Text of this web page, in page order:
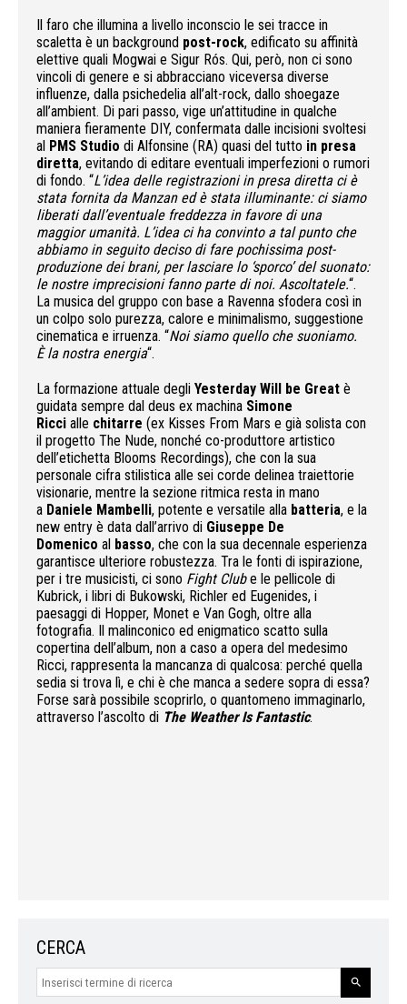
Il faro che illumina a livello inconscio le sei tracce in
scaletta è un background post-rock, edificato su affinità
elettive quali Mogwai e Sigur Rós. Qui, però, non ci sono
vincoli di genere e si abbracciano viceversa diverse
influenze, dalla psichedelia all’alt-rock, dallo shoegaze
all’ambient. Di pari passo, vige un’attitudine in qualche
maniera fieramente DIY, confermata dalle incisioni svoltesi
al PMS Studio di Alfonsine (RA) quasi del tutto in presa
diretta, evitando di editare eventuali imperfezioni o rumori
di fondo. “L’idea delle registrazioni in presa diretta ci è
stata fornita da Manzan ed è stata illuminante: ci siamo
liberati dall’eventuale freddezza in favore di una
maggior umanità. L’idea ci ha convinto a tal punto che
abbiamo in seguito deciso di fare pochissima post-
produzione dei brani, per lasciare lo ‘sporco’ del suonato:
le nostre imprecisioni fanno parte di noi. Ascoltatele.“.
La musica del gruppo con base a Ravenna sfodera così in
un colpo solo purezza, calore e minimalismo, suggestione
cinematica e irruenza. “Noi siamo quello che suoniamo.
È la nostra energia“.
La formazione attuale degli Yesterday Will be Great è
guidata sempre dal deus ex machina Simone
Ricci alle chitarre (ex Kisses From Mars e già solista con
il progetto The Nude, nonché co-produttore artistico
dell’etichetta Blooms Recordings), che con la sua
personale cifra stilistica alle sei corde delinea traiettorie
visionarie, mentre la sezione ritmica resta in mano
a Daniele Mambelli, potente e versatile alla batteria, e la
new entry è data dall’arrivo di Giuseppe De
Domenico al basso, che con la sua decennale esperienza
garantisce ulteriore robustezza. Tra le fonti di ispirazione,
per i tre musicisti, ci sono Fight Clube le pellicole di
Kubrick, i libri di Bukowski, Richler ed Eugenides, i
paesaggi di Hopper, Monet e Van Gogh, oltre alla
fotografia. Il malinconico ed enigmatico scatto sulla
copertina dell’album, non a caso a opera del medesimo
Ricci, rappresenta la mancanza di qualcosa: perché quella
sedia si trova lì, e chi è che manca a sedere sopra di essa?
Forse sarà possibile scoprirlo, o quantomeno immaginarlo,
attraverso l’ascolto di The Weather Is Fantastic.
CERCA